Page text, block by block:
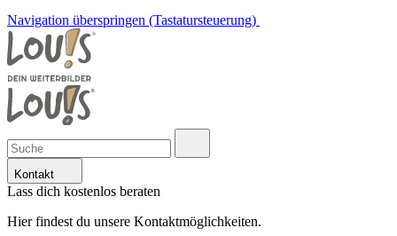
Navigation überspringen (Tastatursteuerung)
Kontakt
Lass dich kostenlos beraten
Hier findest du unsere Kontaktmöglichkeiten.